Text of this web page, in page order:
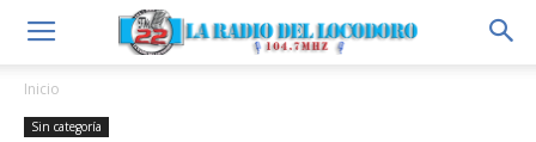
Inicio
Sin categoría